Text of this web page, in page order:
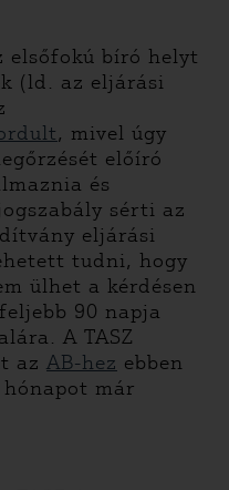
elsőfokú bíró helyt
(ld. az eljárási
, mivel úgy
előíró
és
sérti az
eljárási
tudni, hogy
ülhet a kérdésen
90 napja
A TASZ
az AB-hez ebben
már